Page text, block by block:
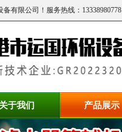
有限公司！服务热线： 13338980778
关于我们 产品展示